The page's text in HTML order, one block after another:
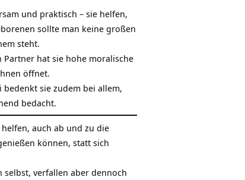
und praktisch – sie helfen,
sollte man keine großen
steht.
hat sie hohe moralische
öffnet.
bedenkt sie zudem bei allem,
bedacht.
auch ab und zu die
können, statt sich
selbst, verfallen aber dennoch